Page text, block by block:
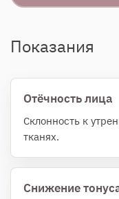
Показания
Отёчность лица
Склонность к
тканях.
Снижение